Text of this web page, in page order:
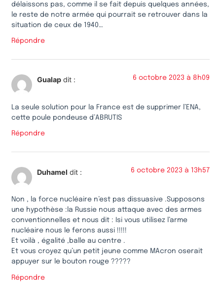
délaissons pas, comme il se fait depuis quelques années,
le reste de notre armée qui pourrait se retrouver dans la
situation de ceux de 1940…
Répondre
Gualap dit : 6 octobre 2023 à 8h09
La seule solution pour la France est de supprimer l’ENA,
cette poule pondeuse d’ABRUTIS
Répondre
Duhamel dit : 6 octobre 2023 à 13h57
Non , la force nucléaire n’est pas dissuasive .Supposons
une hypothèse :la Russie nous attaque avec des armes
conventionnelles et nous dit : Isi vous utilisez l’arme
nucléaire nous le ferons aussi !!!!!
Et voilà , égalité ,balle au centre .
Et vous croyez qu’un petit jeune comme MAcron oserait
appuyer sur le bouton rouge ?????
Répondre